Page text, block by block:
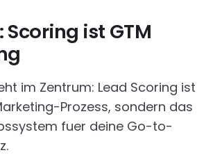
Scoring ist GTM
im Zentrum: Lead Scoring ist
Prozess, sondern das
fuer deine Go-to-